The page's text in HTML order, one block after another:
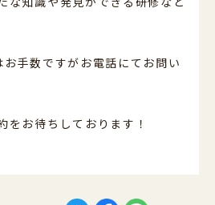
手数ですがお電話にてお問い
をお待ちしております！